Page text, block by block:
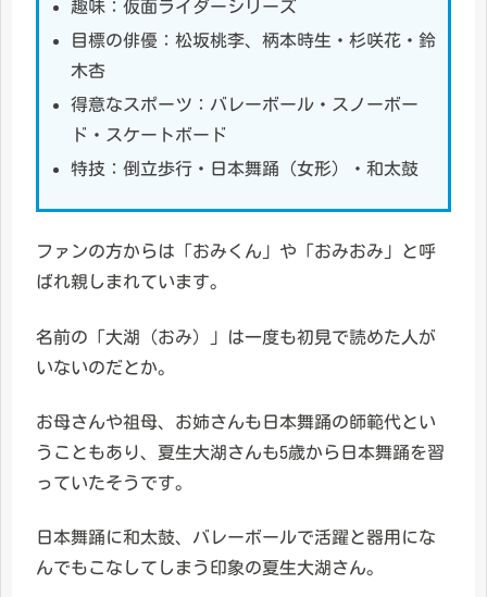
趣味：仮面ライダーシリーズ
目標の俳優：松坂桃李、柄本時生・杉咲花・鈴
木杏
得意なスポーツ：バレーボール・スノーボー
ド・スケートボード
特技：倒立歩行・日本舞踊（女形）・和太鼓
ファンの方からは「おみくん」や「おみおみ」と呼
ばれ親しまれています。
名前の「大湖（おみ）」は一度も初見で読めた人が
いないのだとか。
お母さんや祖母、お姉さんも日本舞踊の師範代とい
うこともあり、夏生大湖さんも5歳から日本舞踊を習
っていたそうです。
日本舞踊に和太鼓、バレーボールで活躍と器用にな
んでもこなしてしまう印象の夏生大湖さん。